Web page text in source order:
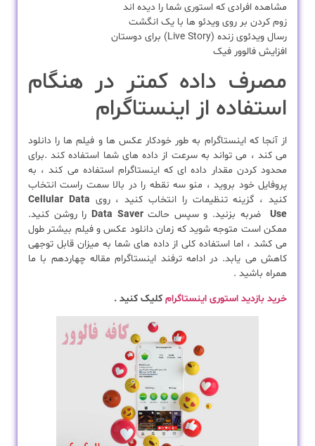
مشاهده افرادی که استوری شما را دیده اند
زوم کردن بر روی ویدئو ها با یک انگشت
رسال ویدئوی زنده (Live Story) برای دوستان
افزایش فالوور فیک
مصرف داده کمتر در هنگام
استفاده از اینستاگرام
از آنجا که اینستاگرام به طور خودکار عکس ها و فیلم ها را دانلود
می کند ، می تواند به سرعت از داده های شما استفاده کند .برای
محدود کردن مقدار داده ای که اینستاگرام استفاده می کند ، به
پروفایل خود بروید ، منو سه نقطه را در بالا سمت راست انتخاب
کنید ، گزینه تنظیمات را انتخاب کنید ، روی Cellular Data
Useضربه بزنید. و سپس حالتData Saver را روشن کنید.
ممکن است متوجه شوید که زمان دانلود عکس و فیلم بیشتر طول
می کشد ، اما استفاده کلی از داده های شما به میزان قابل توجهی
کاهش می یابد. در ادامه ترفند اینستاگرام مقاله چهاردهم با ما
همراه باشید .
خرید بازدید استوری اینستاگرام کلیک کنید .